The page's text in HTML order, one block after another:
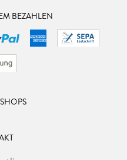
BEZAHLEN